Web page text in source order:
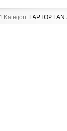
Kategori: LAPTOP